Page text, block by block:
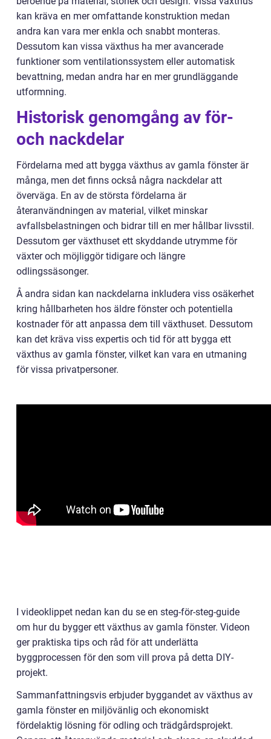
kan kräva en mer omfattande konstruktion medan
andra kan vara mer enkla och snabbt monteras.
Dessutom kan vissa växthus ha mer avancerade
funktioner som ventilationssystem eller automatisk
bevattning, medan andra har en mer grundläggande
utformning.
Historisk genomgång av för-
och nackdelar
Fördelarna med att bygga växthus av gamla fönster är
många, men det finns också några nackdelar att
överväga. En av de största fördelarna är
återanvändningen av material, vilket minskar
avfallsbelastningen och bidrar till en mer hållbar livsstil.
Dessutom ger växthuset ett skyddande utrymme för
växter och möjliggör tidigare och längre
odlingssäsonger.
Å andra sidan kan nackdelarna inkludera viss osäkerhet
kring hållbarheten hos äldre fönster och potentiella
kostnader för att anpassa dem till växthuset. Dessutom
kan det kräva viss expertis och tid för att bygga ett
växthus av gamla fönster, vilket kan vara en utmaning
för vissa privatpersoner.
I videoklippet nedan kan du se en steg-för-steg-guide
om hur du bygger ett växthus av gamla fönster. Videon
ger praktiska tips och råd för att underlätta
byggprocessen för den som vill prova på detta DIY-
projekt.
Sammanfattningsvis erbjuder byggandet av växthus av
gamla fönster en miljövänlig och ekonomiskt
fördelaktig lösning för odling och trädgårdsprojekt.